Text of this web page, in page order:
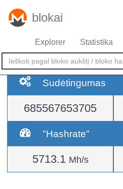
blokai
Explorer Statistika
Sudėtingumas
685567653705
"Hashrate"
5713.1 Mh/s